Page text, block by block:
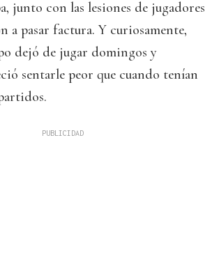
junto con las lesiones de jugadores
a pasar factura. Y curiosamente,
dejó de jugar domingos y
sentarle peor que cuando tenían